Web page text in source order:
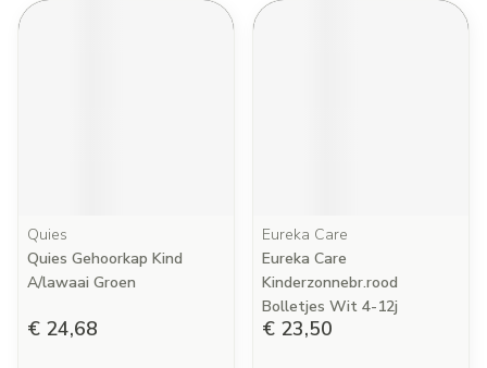
Quies
Quies Gehoorkap Kind
A/lawaai Groen
€ 24,68
Eureka Care
Eureka Care
Kinderzonnebr.rood
Bolletjes Wit 4-12j
€ 23,50